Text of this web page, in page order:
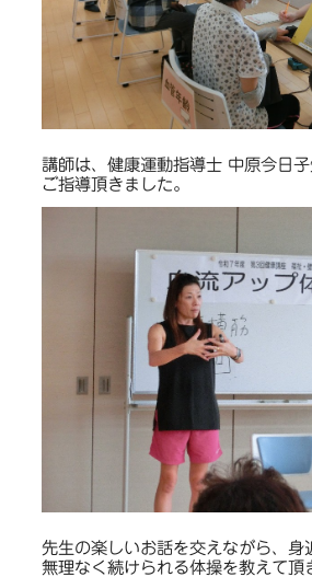
講師は、健康運動指導士 中原今日
ご指導頂きました。
先生の楽しいお話を交えながら、身
無理なく続けられる体操を教えて頂